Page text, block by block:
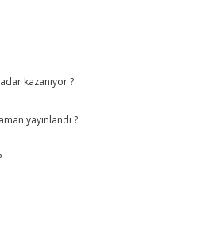
kazanıyor ?
yayınlandı ?